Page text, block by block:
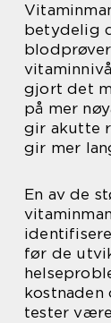
betydelig
gjort det
på mer
gir akutte
gir mer
En av de
før de
kostnaden
tester